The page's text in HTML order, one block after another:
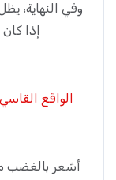
وفي النهاية،
إذا
الواقع
أشعر بالغضب